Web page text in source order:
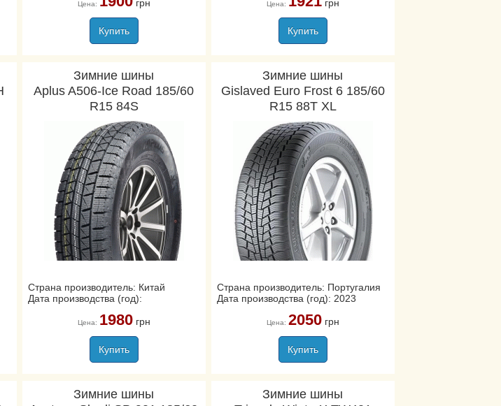
Цена: грн
Купить
Цена: грн
Купить
Зимние шины
Aplus A506-Ice Road 185/60
R15 84S
Страна производитель: Китай
Дата производства (год):
Цена: 1980грн
Купить
Зимние шины
Gislaved Euro Frost 6 185/60
R15 88T XL
Страна производитель: Португалия
Дата производства (год): 2023
Цена: 2050грн
Купить
Зимние шины
Зимние шины